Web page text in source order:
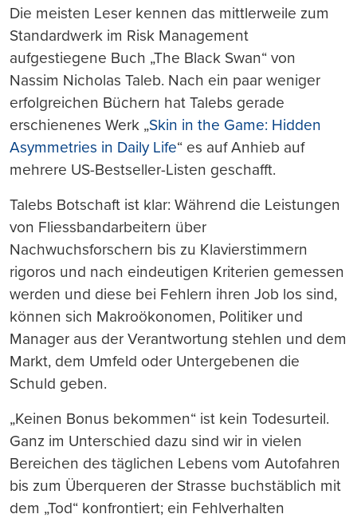
drucken
Die meisten Leser kennen das mittlerweile zum
Standardwerk im Risk Management
aufgestiegene Buch „The Black Swan“ von
Nassim Nicholas Taleb. Nach ein paar weniger
erfolgreichen Büchern hat Talebs gerade
erschienenes Werk „Skin in the Game: Hidden
Asymmetries in Daily Life“ es auf Anhieb auf
mehrere US-Bestseller-Listen geschafft.
Talebs Botschaft ist klar: Während die Leistungen
von Fliessbandarbeitern über
Nachwuchsforschern bis zu Klavierstimmern
rigoros und nach eindeutigen Kriterien gemessen
werden und diese bei Fehlern ihren Job los sind,
können sich Makroökonomen, Politiker und
Manager aus der Verantwortung stehlen und dem
Markt, dem Umfeld oder Untergebenen die
Schuld geben.
„Keinen Bonus bekommen“ ist kein Todesurteil.
Ganz im Unterschied dazu sind wir in vielen
Bereichen des täglichen Lebens vom Autofahren
bis zum Überqueren der Strasse buchstäblich mit
dem „Tod“ konfrontiert; ein Fehlverhalten